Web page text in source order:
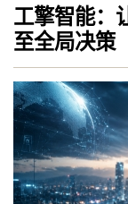
工擎智能：
至全局决策